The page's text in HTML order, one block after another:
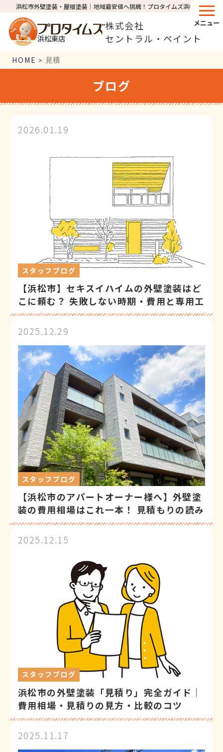
浜松市外壁塗装・屋根塗装│地域最安値へ挑戦！プロタイムズ浜松東店
浜松東店
株式会社
セントラル・ペイント
メニュー
HOME > 見積
ブログ
2026.01.19
スタッフブログ
【浜松市】セキスイハイムの外壁塗装はど
こに頼む？ 失敗しない時期・費用と専用工
法解説
2025.12.29
スタッフブログ
【浜松市のアパートオーナー様へ】外壁塗
装の費用相場はこれ一本！ 見積もりの読み
方と資産価値を高めるガイド付き
2025.12.15
スタッフブログ
浜松市の外壁塗装「見積り」完全ガイド｜
費用相場・見積りの見方・比較のコツ
2025.11.17